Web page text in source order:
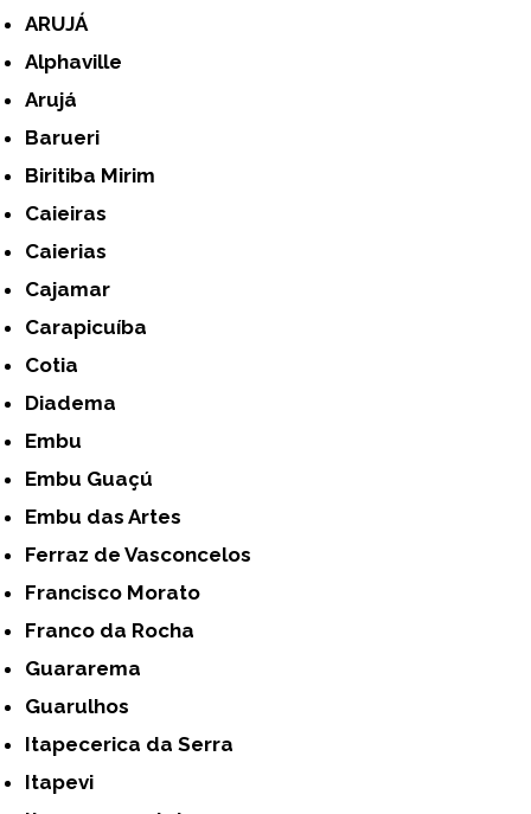
ARUJÁ
Alphaville
Arujá
Barueri
Biritiba Mirim
Caieiras
Caierias
Cajamar
Carapicuíba
Cotia
Diadema
Embu
Embu Guaçú
Embu das Artes
Ferraz de Vasconcelos
Francisco Morato
Franco da Rocha
Guararema
Guarulhos
Itapecerica da Serra
Itapevi